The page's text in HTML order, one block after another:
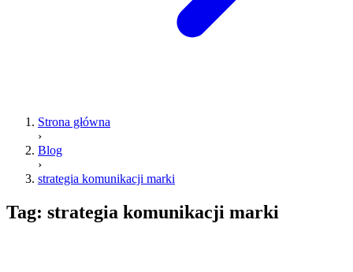
Strona główna
›
Blog
›
strategia komunikacji marki
Tag: strategia komunikacji marki